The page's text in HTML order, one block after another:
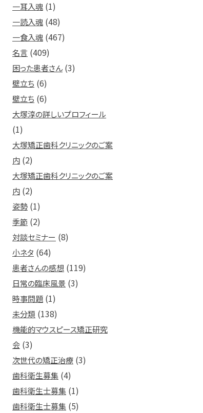
一耳入魂 (1)
一読入魂 (48)
一食入魂 (467)
名言 (409)
困った患者さん(3)
壁立ち (6)
壁立ち (6)
大塚淳の詳しいプロフィール
(1)
大塚矯正歯科クリニックのご案
内 (2)
大塚矯正歯科クリニックのご案
内 (2)
姿勢 (1)
季節 (2)
対談セミナー (8)
小ネタ (64)
患者さんの感想 (119)
日常の臨床風景 (3)
時事問題 (1)
未分類 (138)
機能的マウスピース矯正研究
会 (3)
次世代の矯正治療 (3)
歯科衛生募集 (4)
歯科衛生士募集 (1)
歯科衛生士募集 (5)